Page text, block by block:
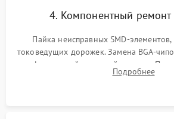
4. Компонентный ремонт
Пайка неисправных SMD-элементов,
токоведущих дорожек. Замена BGA-
инфракрасной паяльной станции.
BIOS или замена поврежденных
Подробнее